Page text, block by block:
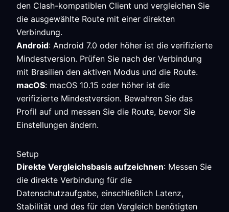
den Clash-kompatiblen Client und vergleichen Sie
die ausgewählte Route mit einer direkten
Verbindung.
Android: Android 7.0 oder höher ist die verifizierte
Mindestversion. Prüfen Sie nach der Verbindung
mit Brasilien den aktiven Modus und die Route.
macOS: macOS 10.15 oder höher ist die
verifizierte Mindestversion. Bewahren Sie das
Profil auf und messen Sie die Route, bevor Sie
Einstellungen ändern.
Setup
Direkte Vergleichsbasis aufzeichnen: Messen Sie
die direkte Verbindung für die
Datenschutzaufgabe, einschließlich Latenz,
Stabilität und des für den Vergleich benötigten